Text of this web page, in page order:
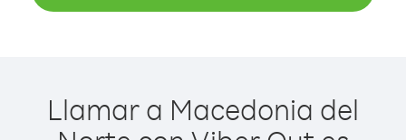
Llamar a Macedonia del